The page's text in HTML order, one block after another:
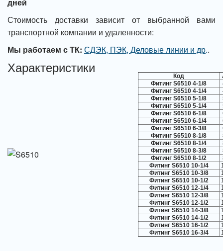
дней
Стоимость доставки зависит от выбранной вами
транспортной компании и удаленности:
Мы работаем с ТК: СДЭК, ПЭК, Деловые линии и др..
Характеристики
Код
Фитинг S6510 4-1/8
Фитинг S6510 4-1/4
Фитинг S6510 5-1/8
Фитинг S6510 5-1/4
Фитинг S6510 6-1/8
Фитинг S6510 6-1/4
Фитинг S6510 6-3/8
Фитинг S6510 8-1/8
Фитинг S6510 8-1/4
Фитинг S6510 8-3/8
Фитинг S6510 8-1/2
Фитинг S6510 10-1/4
Фитинг S6510 10-3/8
Фитинг S6510 10-1/2
Фитинг S6510 12-1/4
Фитинг S6510 12-3/8
Фитинг S6510 12-1/2
Фитинг S6510 14-3/8
Фитинг S6510 14-1/2
Фитинг S6510 16-1/2
Фитинг S6510 16-3/4